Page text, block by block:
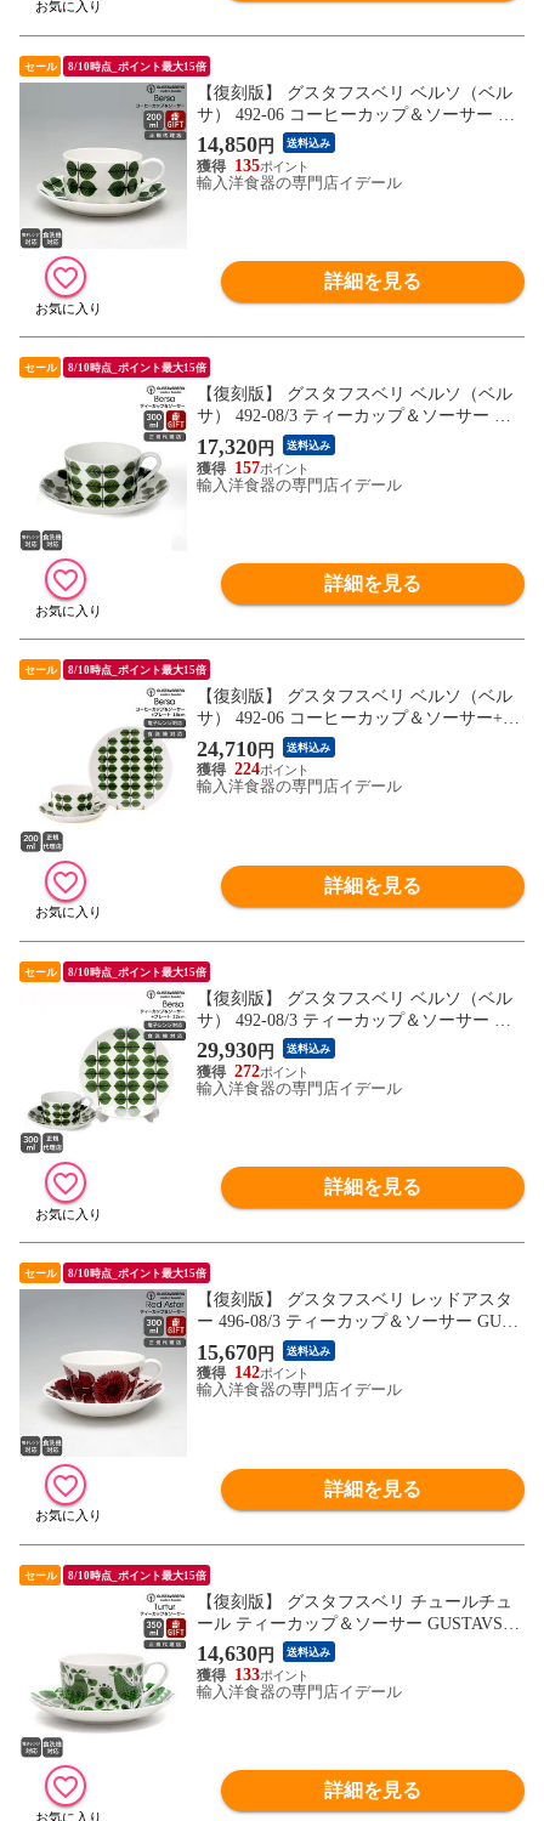
セール 8/10時点_ポイント最大15倍
【復刻版】 グスタフスベリ ベルソ（ベル
サ） 492-06 コーヒーカップ＆ソーサー GU
STAVSBERG Bersa ギフト 結婚祝い プレゼ
ント 贈り物 【食器 カトラリー】【ギフ
ト】
14,850円 送料込み
135
輸入洋食器の専門店イデール
詳細を見る
セール 8/10時点_ポイント最大15倍
【復刻版】 グスタフスベリ ベルソ（ベル
サ） 492-08/3 ティーカップ＆ソーサー ス
トレート GUSTAVSBERG Bersa ギフト 結
婚祝い プレゼント 贈り物 食器セット ギフ
トセット 【食器 カトラリー】【ギフト】
17,320円 送料込み
157
輸入洋食器の専門店イデール
詳細を見る
セール 8/10時点_ポイント最大15倍
【復刻版】 グスタフスベリ ベルソ（ベル
サ） 492-06 コーヒーカップ＆ソーサー+49
2-03 プレート 18cm GUSTAVSBERG Bersa
【食器 カトラリー】
24,710円 送料込み
224
輸入洋食器の専門店イデール
詳細を見る
セール 8/10時点_ポイント最大15倍
【復刻版】 グスタフスベリ ベルソ（ベル
サ） 492-08/3 ティーカップ＆ソーサー ス
トレート+492-02 プレート 22cm GUSTAVS
BERG Bersa 【食器 カトラリー】
29,930円 送料込み
272
輸入洋食器の専門店イデール
詳細を見る
セール 8/10時点_ポイント最大15倍
【復刻版】 グスタフスベリ レッドアスタ
ー 496-08/3 ティーカップ＆ソーサー GUST
AVSBERG Red Aster ギフト 結婚祝い プレ
ゼント 贈り物 【食器 カトラリー】【ギフ
ト】
15,670円 送料込み
142
輸入洋食器の専門店イデール
詳細を見る
セール 8/10時点_ポイント最大15倍
【復刻版】 グスタフスベリ チュールチュ
ール ティーカップ＆ソーサー GUSTAVSBE
RG Turtur ギフト 結婚祝い プレゼント 贈
り物 【食器 カトラリー】【ギフト】
14,630円 送料込み
133
輸入洋食器の専門店イデール
詳細を見る